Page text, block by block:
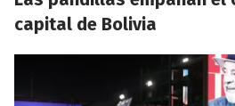
capital de Bolivia